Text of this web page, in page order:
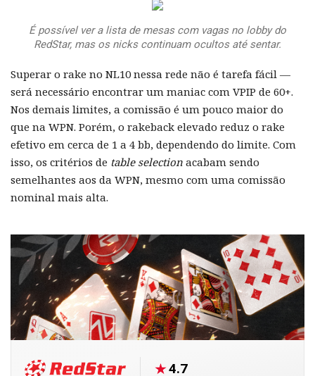
É possível ver a lista de mesas com vagas no lobby do
RedStar, mas os nicks continuam ocultos até sentar.
Superar o rake no NL10 nessa rede não é tarefa fácil —
será necessário encontrar um maniac com VPIP de 60+.
Nos demais limites, a comissão é um pouco maior do
que na WPN. Porém, o rakeback elevado reduz o rake
efetivo em cerca de 1 a 4 bb, dependendo do limite. Com
isso, os critérios de table selection acabam sendo
semelhantes aos da WPN, mesmo com uma comissão
nominal mais alta.
4.7